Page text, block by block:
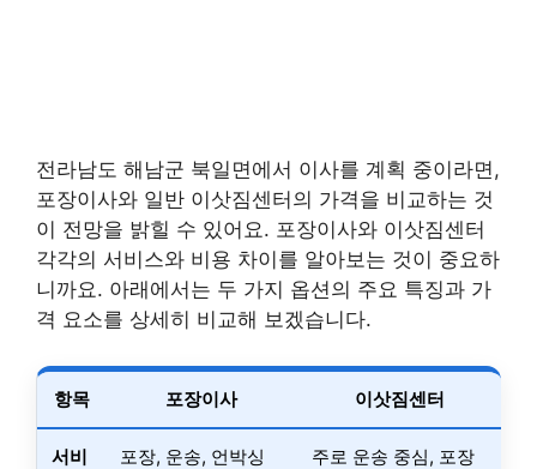
전라남도 해남군 북일면에서 이사를 계획 중이라면,
포장이사와 일반 이삿짐센터의 가격을 비교하는 것
이 전망을 밝힐 수 있어요. 포장이사와 이삿짐센터
각각의 서비스와 비용 차이를 알아보는 것이 중요하
니까요. 아래에서는 두 가지 옵션의 주요 특징과 가
격 요소를 상세히 비교해 보겠습니다.
항목 포장이사 이삿짐센터
서비
포장, 운송, 언박싱
주로 운송 중심, 포장